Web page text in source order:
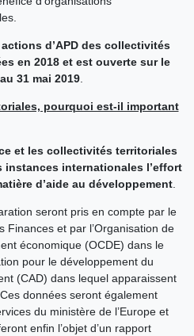
d’APD des collectivités
en 2018 et est ouverte sur le
31 mai 2019.
pourquoi est-il important
et les collectivités territoriales
instances internationales l’effort
d’aide au développement.
seront pris en compte par le
Finances et par l’Organisation de
économique (OCDE) dans le
pour le développement du
(CAD) dans lequel apparaissent
données seront également
du ministère de l’Europe et
enfin l’objet d’un rapport